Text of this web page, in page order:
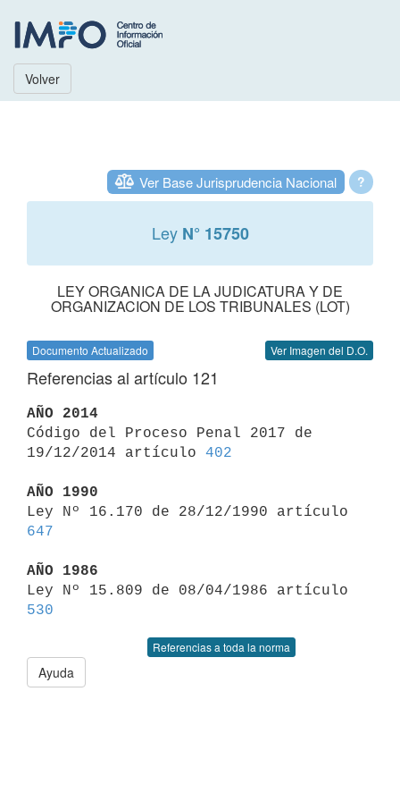
Volver
?
Ver Base Jurisprudencia Nacional
Ley N° 15750
LEY ORGANICA DE LA JUDICATURA Y DE
ORGANIZACION DE LOS TRIBUNALES (LOT)
Documento Actualizado Ver Imagen del D.O.
Referencias al artículo 121
AÑO 2014
Código del Proceso Penal 2017 de
19/12/2014 artículo 402
AÑO 1990
647
AÑO 1986
530
Referencias a toda la norma
Ayuda